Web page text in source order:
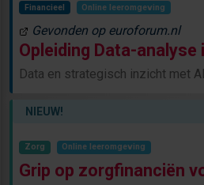
Financieel Online leeromgeving
Gevonden op euroforum.nl
Opleiding Data-analyse
Data en strategisch inzicht met
NIEUW!
Zorg Online leeromgeving
Grip op zorgfinanciën